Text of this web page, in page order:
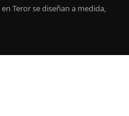
en Teror se diseñan a medida,